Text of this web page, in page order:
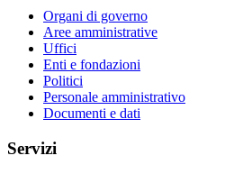
Organi di governo
Aree amministrative
Uffici
Enti e fondazioni
Politici
Personale amministrativo
Documenti e dati
Servizi